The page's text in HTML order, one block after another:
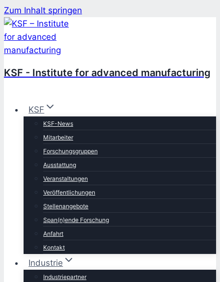
Zum Inhalt springen
KSF - Institute for advanced manufacturing
KSF
KSF-News
Mitarbeiter
Forschungsgruppen
Ausstattung
Veranstaltungen
Veröffentlichungen
Stellenangebote
Span(n)ende Forschung
Anfahrt
Kontakt
Industrie
Industriepartner